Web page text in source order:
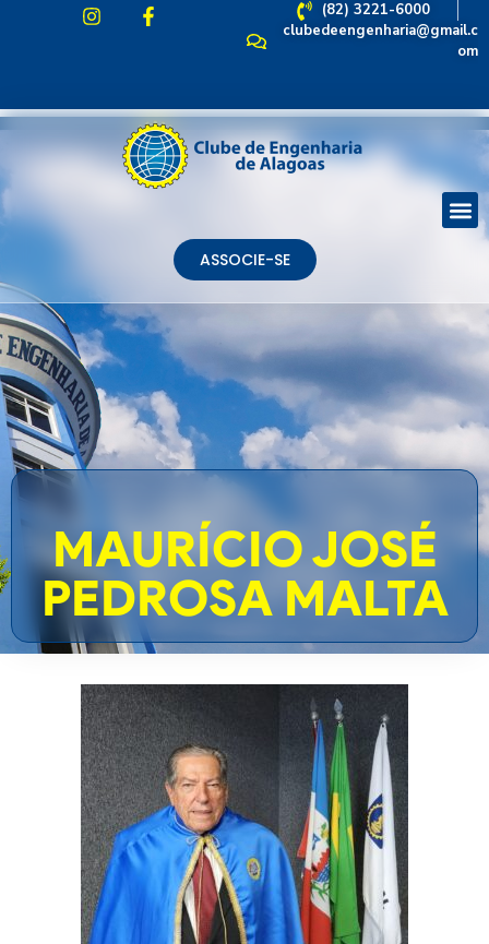
(82) 3221-6000
clubedeengenharia@gmail.c
om
ASSOCIE-SE
ASSOCIE-SE
MAURÍCIO JOSÉ
PEDROSA MALTA